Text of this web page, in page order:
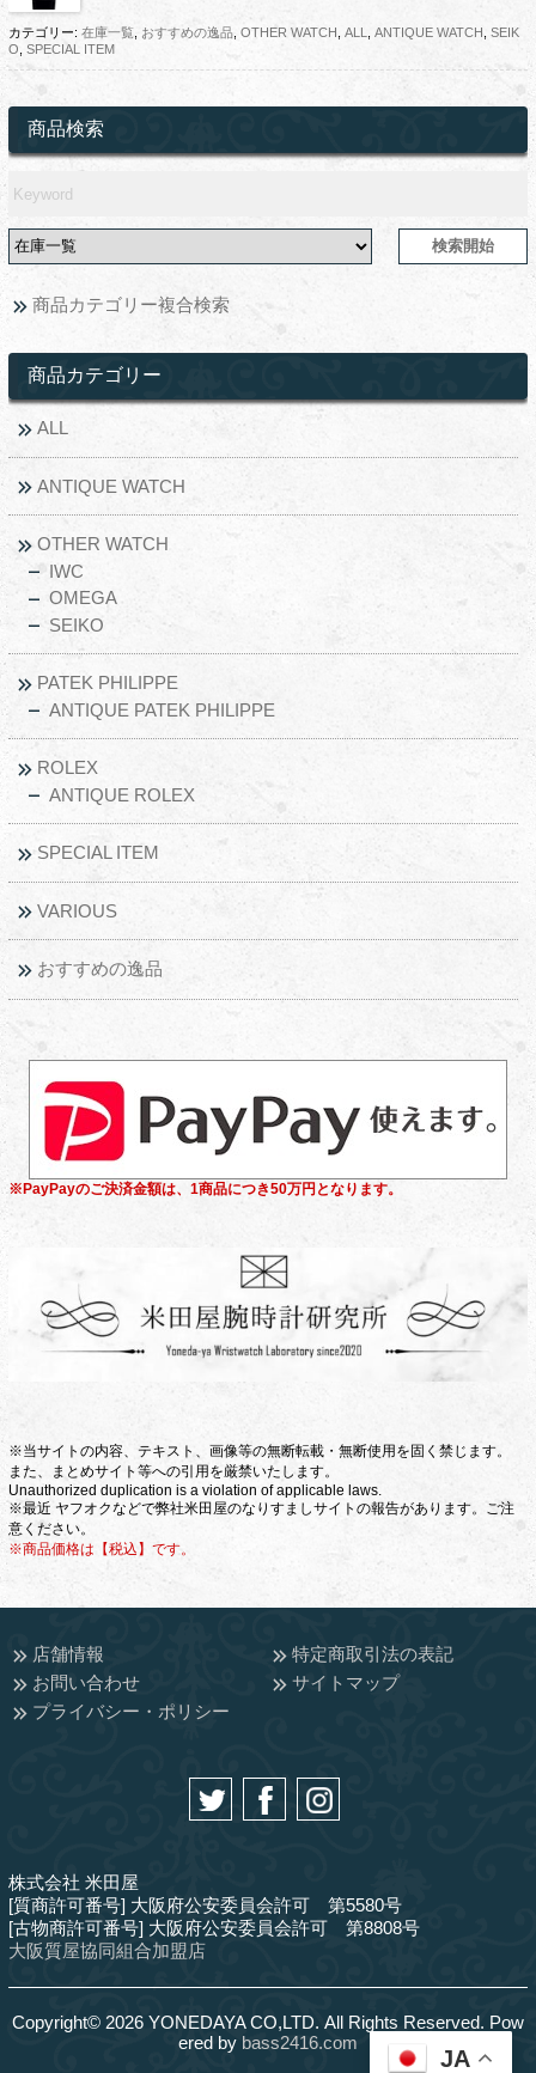
カテゴリー: 在庫一覧, おすすめの逸品, OTHER WATCH , ALL, ANTIQUE WATCH , SEIK
O, SPECIAL ITEM
商品検索
商品カテゴリー複合検索
商品カテゴリー
ALL
ANTIQUE WATCH
OTHER WATCH
IWC
OMEGA
SEIKO
PATEK PHILIPPE
ANTIQUE PATEK PHILIPPE
ROLEX
ANTIQUE ROLEX
SPECIAL ITEM
VARIOUS
おすすめの逸品
※PayPayのご決済金額は、1商品につき50万円となります。
※当サイトの内容、テキスト、画像等の無断転載・無断使用を固く禁じます。
また、まとめサイト等への引用を厳禁いたします。
Unauthorized duplication is a violation of applicable laws.
※最近 ヤフオクなどで弊社米田屋のなりすましサイトの報告があります。ご注
意ください。
※商品価格は【税込】です。
店舗情報
特定商取引法の表記
お問い合わせ
サイトマップ
プライバシー・ポリシー
株式会社 米田屋
[質商許可番号] 大阪府公安委員会許可 第5580号
[古物商許可番号] 大阪府公安委員会許可 第8808号
大阪質屋協同組合加盟店
Copyright© 2026 YONEDAYA CO,LTD. All Rights Reserved. Pow
ered by bass2416.com
JA